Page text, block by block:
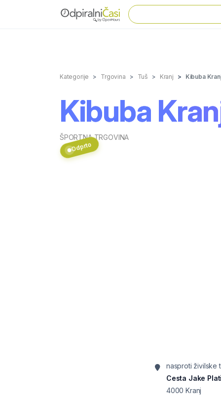
Kategorije Trgovina Tuš Kranj Kibuba
Kibuba
ŠPORTNA TRGOVINA
Odprto
nasproti živilske
Cesta Jake
4000 Kranj